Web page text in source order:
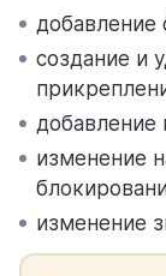
добавление
создание и
добавление
изменение
изменение